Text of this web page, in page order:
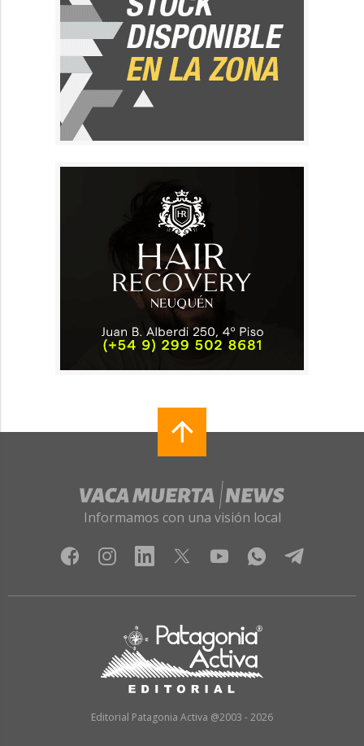
Informamos con una visión local
Editorial Patagonia Activa @2003 - 2026